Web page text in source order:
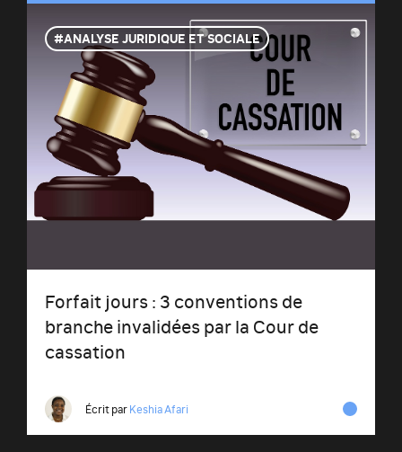
ANALYSE JURIDIQUE ET SOCIALE
Forfait jours : 3 conventions de
branche invalidées par la Cour de
cassation
Écrit parKeshia Afari